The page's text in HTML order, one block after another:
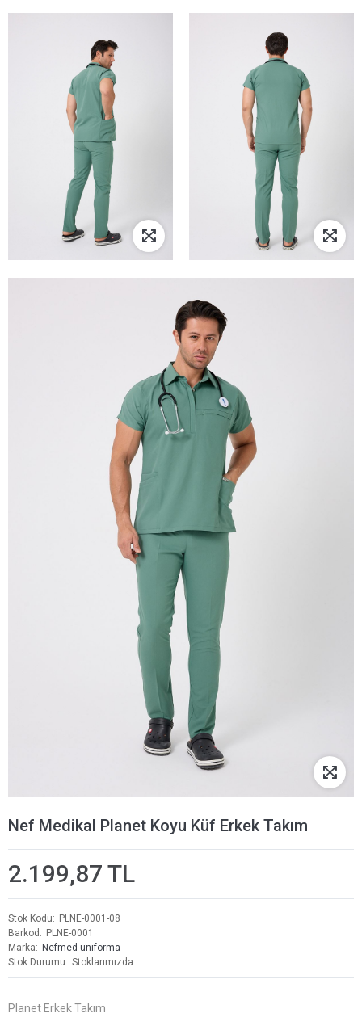
Nef Medikal Planet Koyu Küf Erkek Takım
2.199,87 TL
Stok Kodu
PLNE-0001-08
Barkod
PLNE-0001
Marka
Nefmed üniforma
Stok Durumu
Stoklarımızda
Planet Erkek Takım